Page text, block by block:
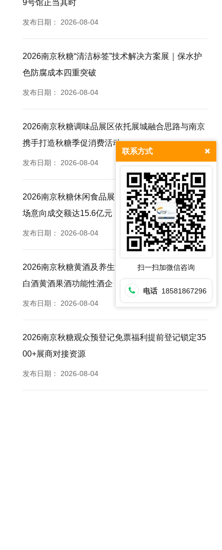
9号馆正当其时
发布日期： 2026-08-04
2026南京秋糖“清洁标签”技术解决方案展｜保水护
色防腐成本四重突破
发布日期： 2026-08-04
2026南京秋糖调味品展区依托展城融合思路与南京
携手打造秋糖季促消费活动
发布日期： 2026-08-04
2026南京秋糖休闲食品展区往届830家企业参展现
场意向成交额达15.6亿元
发布日期： 2026-08-04
2026南京秋糖黄酒及养生酒专区深耕酿造创新适配
白酒黄酒果酒功能性酒企
发布日期： 2026-08-04
2026南京秋糖观众预登记免票福利提前登记锁定35
00+展商对接资源
发布日期： 2026-08-04
联系方式
扫一扫加微信咨询
电话 18581867296